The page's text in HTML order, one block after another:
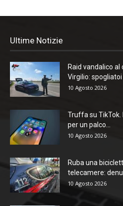
Ultime Notizie
Raid vandalico
Virgilio:
10 Agosto 2026
Truffa su TikTok.
per un palco...
10 Agosto 2026
Ruba una
telecamere:
10 Agosto 2026